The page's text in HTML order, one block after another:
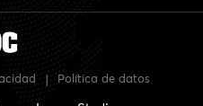
Política de datos